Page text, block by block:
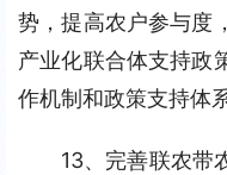
势，提高农户参与度
产业化联合体支持政
作机制和政策支持体系
13、完善联农带